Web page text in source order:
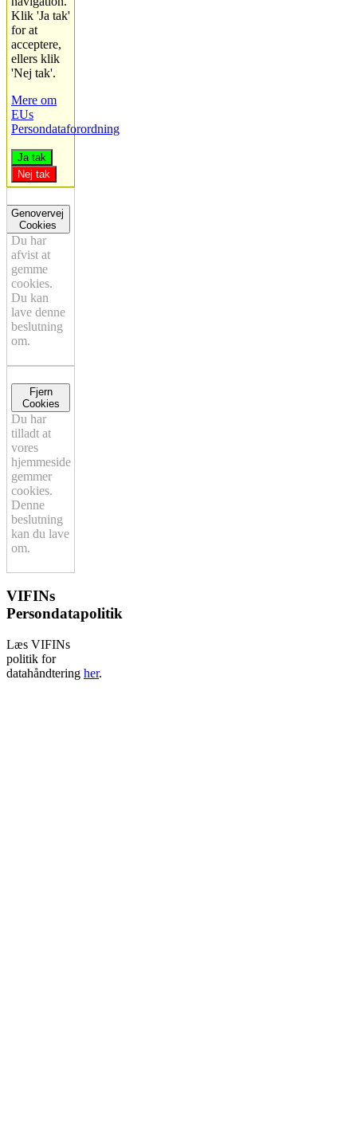
Klik 'Ja tak'
for at
acceptere,
ellers klik
'Nej tak'.
Mere om
EUs
Persondataforordning
Ja tak
Nej tak
Genovervej
Cookies
Du har
afvist at
gemme
cookies.
Du kan
lave denne
beslutning
om.
Fjern
Cookies
Du har
tilladt at
vores
hjemmeside
gemmer
cookies.
Denne
beslutning
kan du lave
om.
VIFINs
Persondatapolitik
Læs VIFINs
politik for
datahåndtering her.